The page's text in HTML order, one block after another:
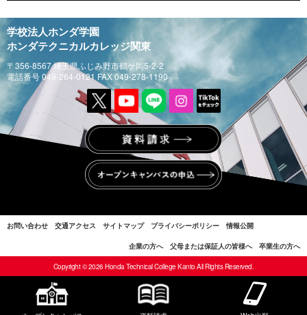
学校法人ホンダ学園
ホンダテクニカルカレッジ関東
〒356-8567 埼玉県ふじみ野市鶴ケ岡5-2-2
電話番号 049-264-0121 FAX 049-278-1190
お問い合わせ 交通アクセス サイトマップ プライバシーポリシー 情報公開
企業の方へ 父母または保証人の皆様へ 卒業生の方へ
Copyright © 2026 Honda Technical College Kanto All Rights Reserved.